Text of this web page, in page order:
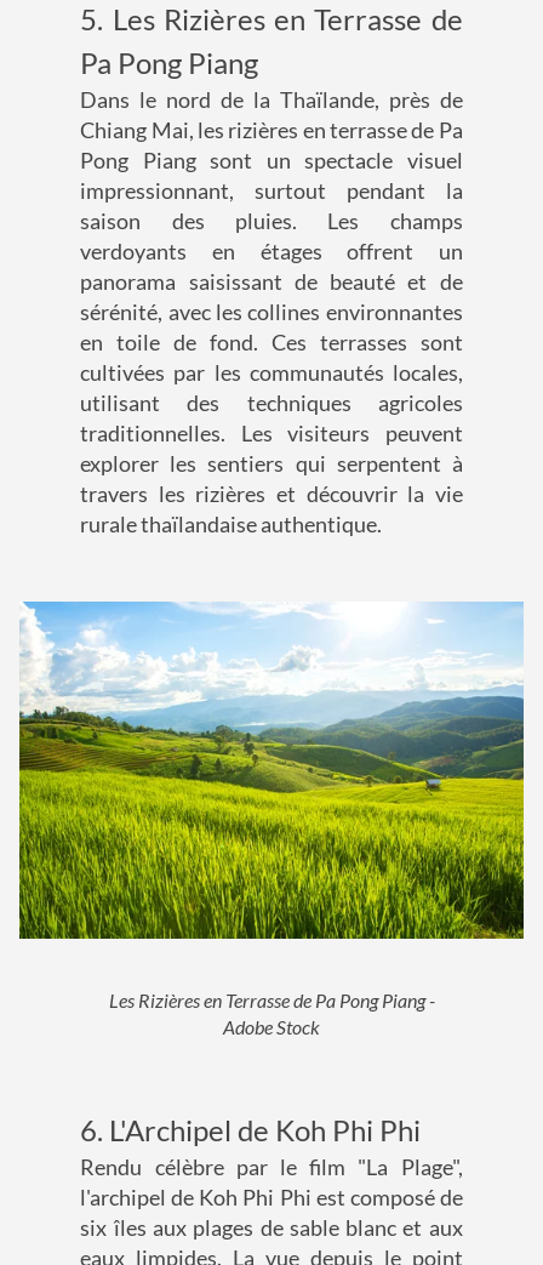
5. Les Rizières en Terrasse de
Pa Pong Piang
Dans le nord de la Thaïlande, près de
Chiang Mai, les rizières en terrasse de Pa
Pong Piang sont un spectacle visuel
impressionnant, surtout pendant la
saison des pluies. Les champs
verdoyants en étages offrent un
panorama saisissant de beauté et de
sérénité, avec les collines environnantes
en toile de fond. Ces terrasses sont
cultivées par les communautés locales,
utilisant des techniques agricoles
traditionnelles. Les visiteurs peuvent
explorer les sentiers qui serpentent à
travers les rizières et découvrir la vie
rurale thaïlandaise authentique.
Les Rizières en Terrasse de Pa Pong Piang -
Adobe Stock
6. L'Archipel de Koh Phi Phi
Rendu célèbre par le film "La Plage",
l'archipel de Koh Phi Phi est composé de
six îles aux plages de sable blanc et aux
eaux limpides. La vue depuis le point